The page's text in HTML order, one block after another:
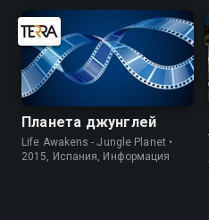
Планета джунглей
Life Awakens - Jungle Planet •
2015, Испания, Информация